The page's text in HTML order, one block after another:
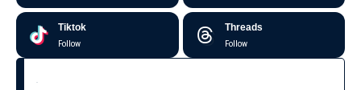
Tiktok
Follow
Threads
Follow